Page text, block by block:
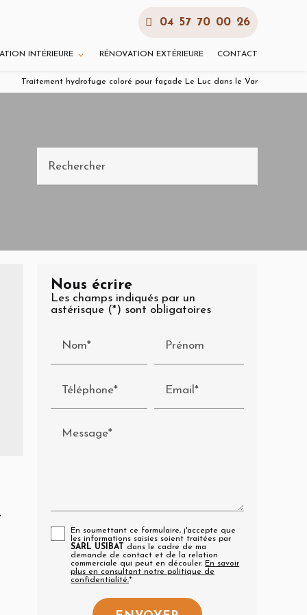
04 57 70 00 26
INTÉRIEURE RÉNOVATION EXTÉRIEURE CONTACT
Traitement hydrofuge coloré pour façade Le Luc dans le Var
Rechercher
Nous écrire
Les champs indiqués par un
astérisque (*) sont obligatoires
Nom* Prénom
Téléphone* Email*
Message*
En soumettant ce formulaire, j'accepte que
les informations saisies soient traitées par
SARL USIBAT
dans le cadre de ma
demande de contact et de la relation
commerciale qui peut en découler. En savoir
plus en consultant notre politique de
confidentialité.*